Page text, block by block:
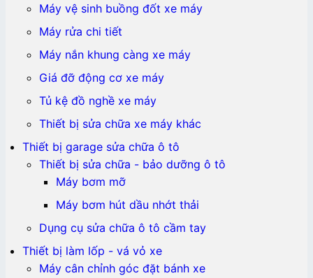
Máy vệ sinh buồng đốt xe máy
Máy rửa chi tiết
Máy nắn khung càng xe máy
Giá đỡ động cơ xe máy
Tủ kệ đồ nghề xe máy
Thiết bị sửa chữa xe máy khác
Thiết bị garage sửa chữa ô tô
Thiết bị sửa chữa - bảo dưỡng ô tô
Máy bơm mỡ
Máy bơm hút dầu nhớt thải
Dụng cụ sửa chữa ô tô cầm tay
Thiết bị làm lốp - vá vỏ xe
Máy cân chỉnh góc đặt bánh xe